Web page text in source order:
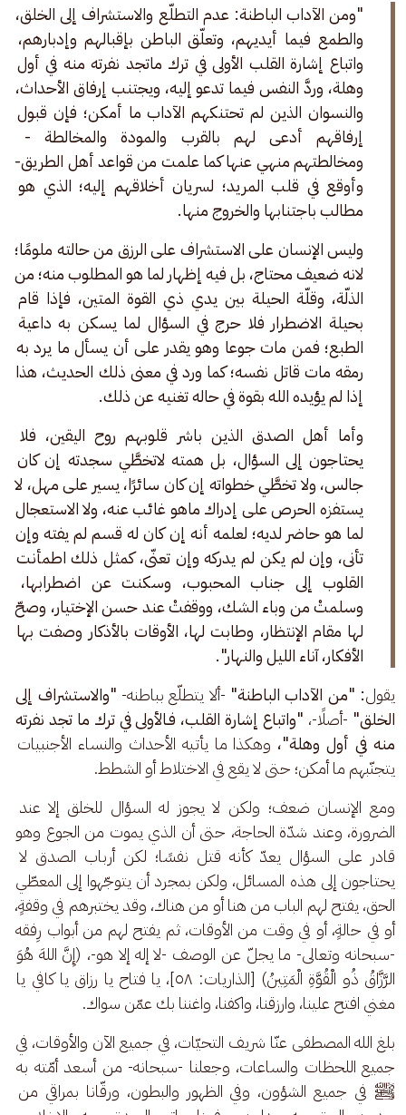
"ومن الآداب الباطنة: عدم التطلّع والاستشراف إلى الخلق،
والطمع فيما أيديهم، وتعلّق الباطن بإقبالهم وإدبارهم،
واتباع إشارة القلب الأولى في ترك ماتجد نفرته منه في أول
وهلة، وردَّ النفس فيما تدعو إليه، ويجتنب إرفاق الأحداث،
والنسوان الذين لم تحتنكهم الآداب ما أمكن؛ فإن قبول
إرفاقهم أدعى لهم بالقرب والمودة والمخالطة -
ومخالطتهم منهي عنها كما علمت من قواعد أهل الطريق-
وأوقع في قلب المريد؛ لسريان أخلاقهم إليه؛ الذي هو
مطالب باجتنابها والخروج منها.
وليس الإنسان على الاستشراف على الرزق من حالته ملومًا؛
لانه ضعيف محتاج، بل فيه إظهار لما هو المطلوب منه؛ من
الذلّة، وقلّة الحيلة بين يدي ذي القوة المتين، فإذا قام
بحيلة الاضطرار فلا حرج في السؤال لما يسكن به داعية
الطبع؛ فمن مات جوعا وهو يقدر على أن يسأل ما يرد به
رمقه مات قاتل نفسه؛ كما ورد في معنى ذلك الحديث، هذا
إذا لم يؤيده الله بقوة في حاله تغنيه عن ذلك.
وأما أهل الصدق الذين باشر قلوبهم روح اليقين، فلا
يحتاجون إلى السؤال، بل همته لاتخطَّي سجدته إن كان
جالس، ولا تخطَّي خطواته إن كان سائرًا، يسير على مهل، لا
يستفزه الحرص على إدراك ماهو غائب عنه، ولا الاستعجال
لما هو حاضر لديه؛ لعلمه أنه إن كان له قسم لم يفته وإن
تأنى، وإن لم يكن لم يدركه وإن تعنّى، كمثل ذلك اطمأنت
القلوب إلى جناب المحبوب، وسكنت عن اضطرابها،
وسلمتْ من وباء الشك، ووقفتْ عند حسن الإختيار، وصحّ
لها مقام الإنتظار، وطابت لها، الأوقات بالأذكار وصفت بها
الأفكار، آناء الليل والنهار".
يقول: "من الآداب الباطنة" -ألا يتطلّع بباطنه- "والاستشراف إلى
الخلق" -أصلًا-، "واتباع إشارة القلب، فـالأولى في ترك ما تجد نفرته
منه في أول وهلة"، وهكذا ما يأتيه الأحداث والنساء الأجنبيات
يتجنّبهم ما أمكن؛ حتى لا يقع في الاختلاط أو الشطط.
ومع الإنسان ضعف؛ ولكن لا يجوز له السؤال للخلق إلا عند
الضرورة، وعند شدّة الحاجة، حتى أن الذي يموت من الجوع وهو
قادر على السؤال يعدّ كأنه قتل نفسًا؛ لكن أرباب الصدق لا
يحتاجون إلى هذه المسائل، ولكن بمجرد أن يتوجّهوا إلى المعطّي
الحق، يفتح لهم الباب من هنا أو من هناك، وقد يختبرهم في وقفةٍ،
أو في حالةٍ، أو في وقت من الأوقات، ثم يفتح لهم من أبواب رِفقه
-سبحانه وتعالى- ما يجلّ عن الوصف -لا إله إلا هو-، (إِنَّ اللهَ هُوَ
الرَّزَّاقُ ذُو الْقُوَّةِ الْمَتِينُ) [الذاريات: ٥٨]، يا فتاح يا رزاق يا كافي يا
مغني افتح علينا، وارزقنا، واكفنا، واغننا بك عمّن سواك.
بلغ الله المصطفى عنّا شريف التحيّات، في جميع الآن والأوقات، في
جميع اللحظات والساعات، وجعلنا -سبحانه- من أسعد أمّته به
ﷺ في جميع الشؤون، وفي الظهور والبطون، ورقّانا بمراقي من